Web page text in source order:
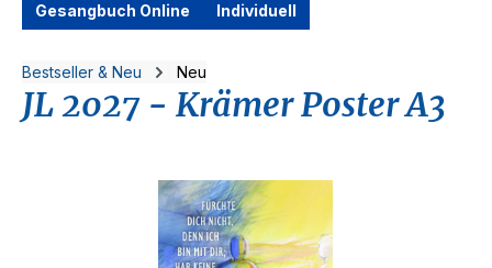
Gesangbuch Online Individuell
Bestseller & Neu Neu
JL 2027 - Krämer Poster A3
Bildergalerie überspringen